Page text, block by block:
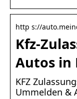
http s://
Kfz-
Autos in
KFZ
Ummelden &